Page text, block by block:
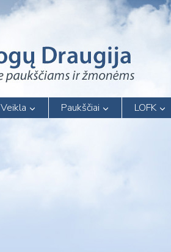
Veikla Paukščiai LOFK